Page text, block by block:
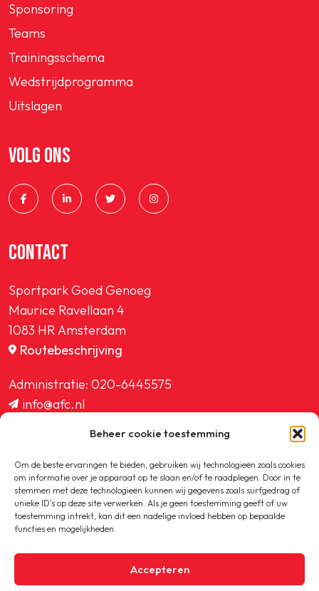
Beheer cookie toestemming
Om de beste ervaringen te bieden, gebruiken wij technologieën zoals cookies
om informatie over je apparaat op te slaan en/of te raadplegen. Door in te
stemmen met deze technologieën kunnen wij gegevens zoals surfgedrag of
unieke ID's op deze site verwerken. Als je geen toestemming geeft of uw
toestemming intrekt, kan dit een nadelige invloed hebben op bepaalde
functies en mogelijkheden.
Accepteren
Sponsoring
Teams
Trainingsschema
Wedstrijdprogramma
Uitslagen
VOLG ONS
CONTACT
Sportpark Goed Genoeg
Maurice Ravellaan 4
1083 HR Amsterdam
Routebeschrijving
Administratie: 020-6445575
info@afc.nl
ledenadministratie@afc.nl
Copyright © 2020-2026 AFC